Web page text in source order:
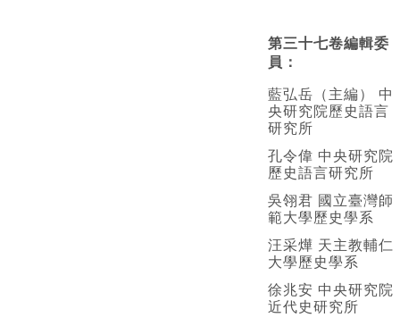
第三十七卷編輯委
員：
藍弘岳（主編） 中
央研究院歷史語言
研究所
孔令偉 中央研究院
歷史語言研究所
吳翎君 國立臺灣師
範大學歷史學系
汪采燁 天主教輔仁
大學歷史學系
徐兆安 中央研究院
近代史研究所